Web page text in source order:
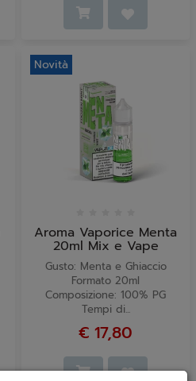
Novità
Aroma Vaporice Menta
20ml Mix e Vape
Gusto: Menta e Ghiaccio
Formato 20ml
Composizione: 100% PG
Tempi di...
€ 17,80